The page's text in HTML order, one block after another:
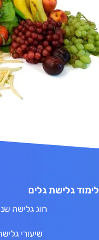
לימוד גלישת גלים
חוג גלישה
שיעורי